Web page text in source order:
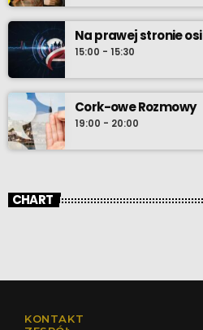
Na prawej stronie osi
15:00 - 15:30
Cork-owe Rozmowy
19:00 - 20:00
CHART
KONTAKT